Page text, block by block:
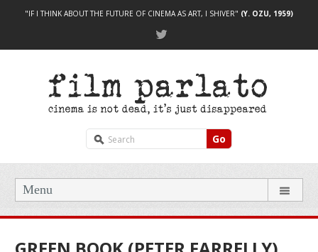
"IF I THINK ABOUT THE FUTURE OF CINEMA AS ART, I SHIVER" (Y. OZU, 1959)
Go
Menu